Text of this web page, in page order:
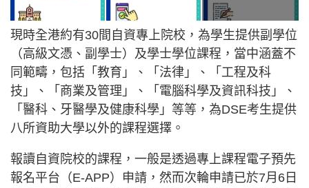
現時全港約有30間自資專上院校，為學生提供副學位
（高級文憑、副學士）及學士學位課程，當中涵蓋不
同範疇，包括「教育」、「法律」、「工程及科
技」、「商業及管理」、「電腦科學及資訊科技」、
「醫科、牙醫學及健康科學」等等，為DSE考生提供
八所資助大學以外的課程選擇。
報讀自資院校的課程，一般是透過專上課程電子預先
報名平台（E-APP）申請，然而次輪申請已於7月6日